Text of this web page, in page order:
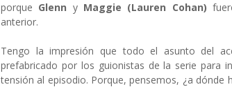
porque Glenn yMaggie (Lauren Cohan)
anterior.
Tengo la impresión que todo el asunto del
prefabricado por los guionistas de la serie para
tensión al episodio. Porque, pensemos, ¿a